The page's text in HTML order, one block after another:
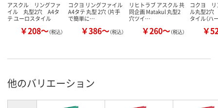
アスクル リングファ
イル 丸型2穴 A4タ
テ ユーロスタイル
￥208～（税込）
コクヨ リングファイル
A4タテ 丸型 2穴 （片手
で簡単に…
￥386～（税込）
リヒトラブ アスクル 共
同企画 Matakul 丸型2
穴ツイ…
￥260～（税込）
コクヨ リ
ル丸型2
タイル（
￥
他のバリエーション